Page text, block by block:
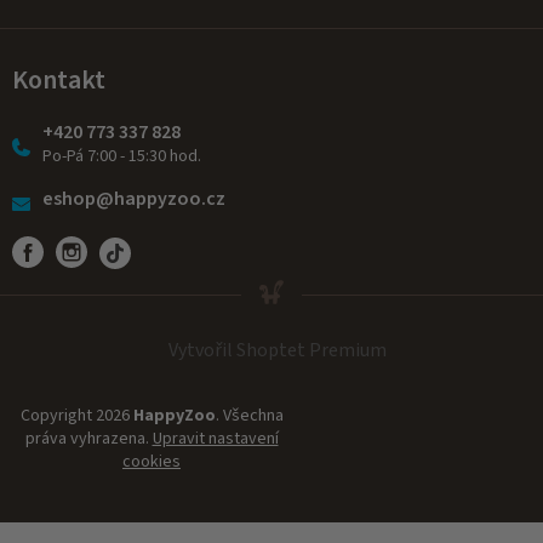
Kontakt
+420 773 337 828
Po-Pá 7:00 - 15:30 hod.
eshop@happyzoo.cz
Vytvořil Shoptet Premium
Copyright 2026 HappyZoo. Všechna
práva vyhrazena.Upravit nastavení
cookies